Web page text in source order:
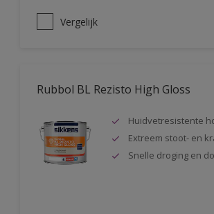
Vergelijk
Rubbol BL Rezisto High Gloss
Huidvetresistente
Extreem stoot- en
Snelle droging en